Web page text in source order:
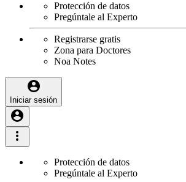
Protección de datos
Pregúntale al Experto
Registrarse gratis
Zona para Doctores
Noa Notes
Iniciar sesión
Protección de datos
Pregúntale al Experto